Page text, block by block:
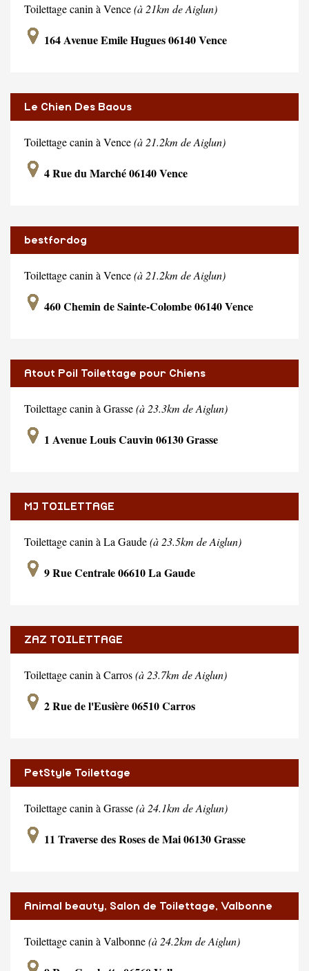
Toilettage canin à Vence(à 21km de Aiglun)
164 Avenue Emile Hugues 06140 Vence
Le Chien Des Baous
Toilettage canin à Vence(à 21.2km de Aiglun)
4 Rue du Marché 06140 Vence
bestfordog
Toilettage canin à Vence(à 21.2km de Aiglun)
460 Chemin de Sainte-Colombe 06140 Vence
Atout Poil Toilettage pour Chiens
Toilettage canin à Grasse(à 23.3km de Aiglun)
1 Avenue Louis Cauvin 06130 Grasse
MJ TOILETTAGE
Toilettage canin à La Gaude(à 23.5km de Aiglun)
9 Rue Centrale 06610 La Gaude
ZAZ TOILETTAGE
Toilettage canin à Carros(à 23.7km de Aiglun)
2 Rue de l'Eusière 06510 Carros
PetStyle Toilettage
Toilettage canin à Grasse(à 24.1km de Aiglun)
11 Traverse des Roses de Mai 06130 Grasse
Animal beauty, Salon de Toilettage, Valbonne
Toilettage canin à Valbonne(à 24.2km de Aiglun)